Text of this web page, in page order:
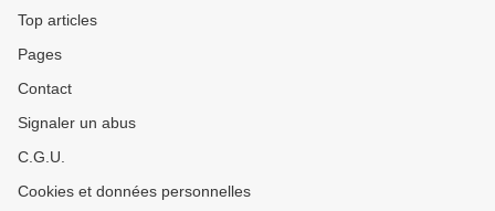
Top articles
Pages
Contact
Signaler un abus
C.G.U.
Cookies et données personnelles